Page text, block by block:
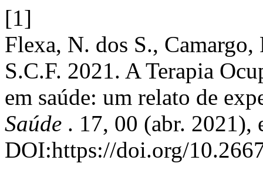
[1]
Flexa, N. dos S.,
S.C.F. 2021. A Terapia
em saúde: um relato de
Saúde . 17, 00 (abr. 2021),
DOI:https://doi.org/